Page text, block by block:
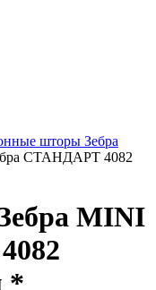
шторы Зебра
СТАНДАРТ 4082
MINI
*